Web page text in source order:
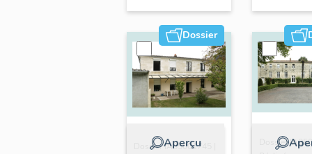
Dossier
Aperçu
Dossier IA85001745 |
Dossier